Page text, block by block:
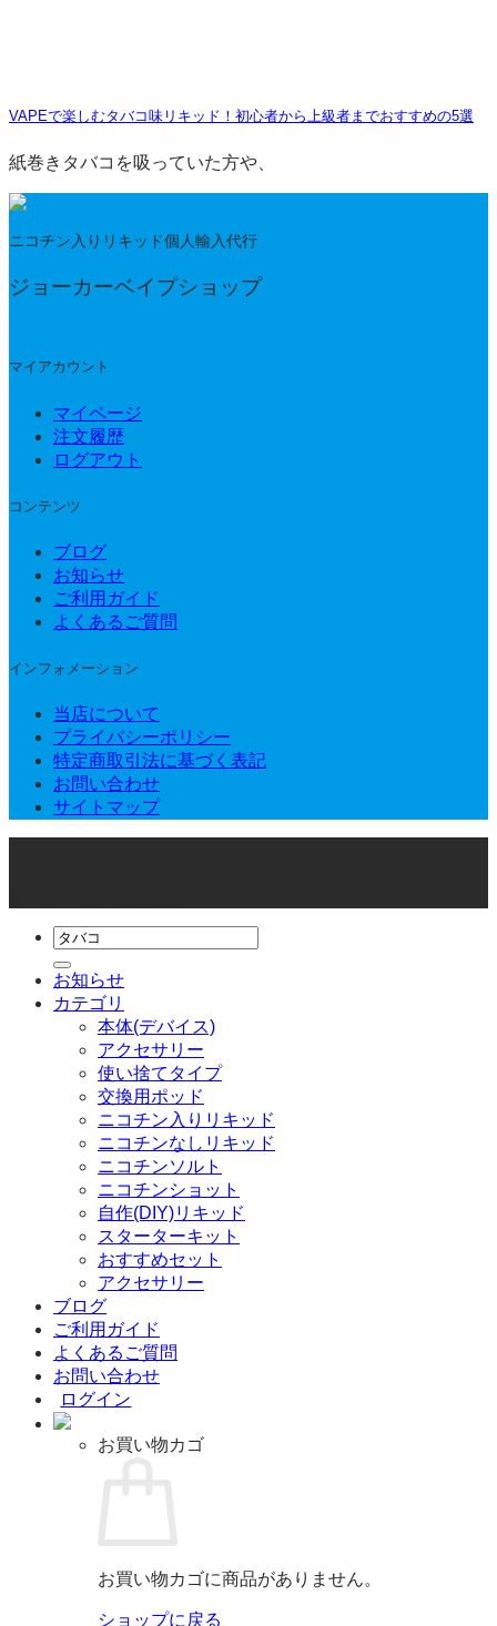
VAPEで楽しむタバコ味リキッド！初心者から上級者までおすすめの5選
紙巻きタバコを吸っていた方や、
ニコチン入りリキッド個人輸入代行
ジョーカーベイプショップ
マイアカウント
マイページ
注文履歴
ログアウト
コンテンツ
ブログ
お知らせ
ご利用ガイド
よくあるご質問
インフォメーション
当店について
プライバシーポリシー
特定商取引法に基づく表記
お問い合わせ
サイトマップ
検
索
対
象:
お知らせ
カテゴリ
本体(デバイス)
アクセサリー
使い捨てタイプ
交換用ポッド
ニコチン入りリキッド
ニコチンなしリキッド
ニコチンソルト
ニコチンショット
自作(DIY)リキッド
スターターキット
おすすめセット
アクセサリー
ブログ
ご利用ガイド
よくあるご質問
お問い合わせ
ログイン
お買い物カゴ
お買い物カゴに商品がありません。
ショップに戻る